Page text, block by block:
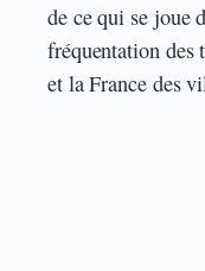
de ce qui se joue
fréquentation des
et la France des